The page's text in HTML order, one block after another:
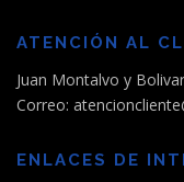
ATENCIÓN AL
Juan Montalvo y
Correo:
ENLACES DE